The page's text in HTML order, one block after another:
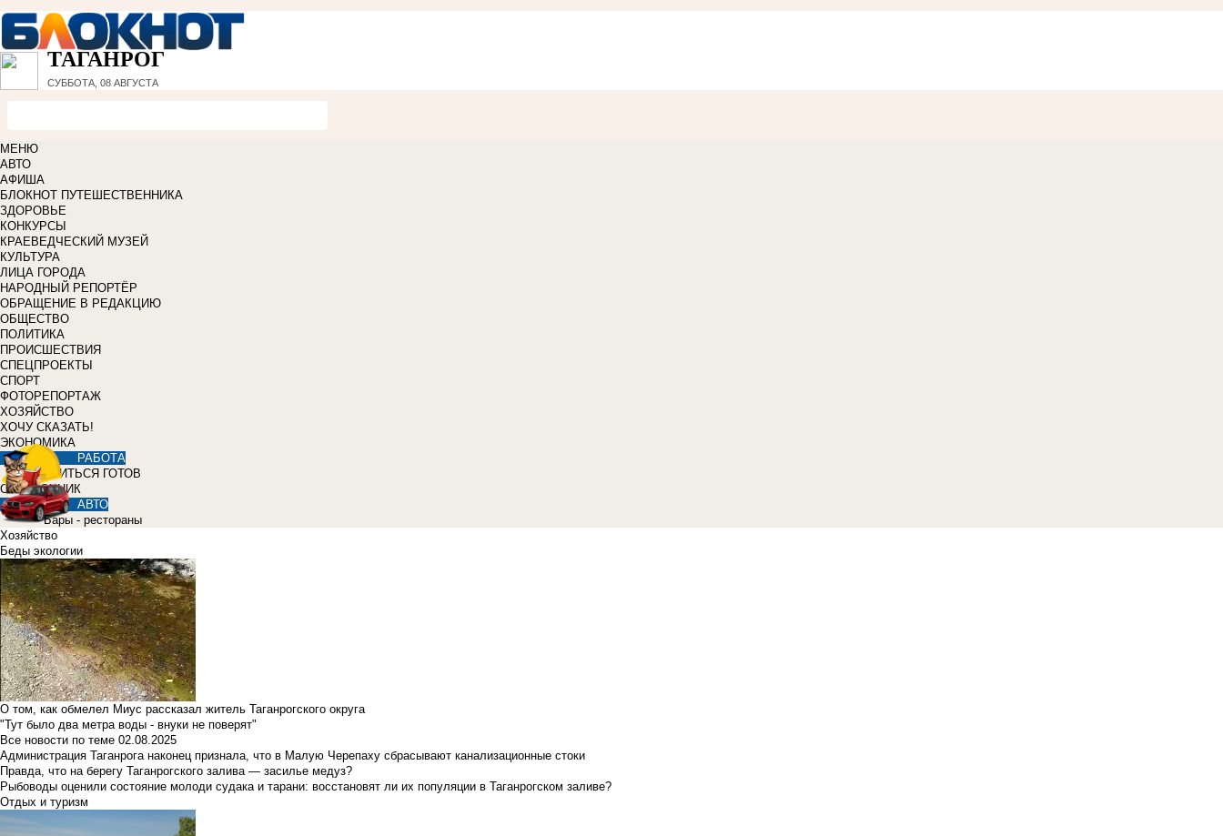
ТАГАНРОГ
СУББОТА, 08 АВГУСТА
МЕНЮ
АВТО
АФИША
БЛОКНОТ ПУТЕШЕСТВЕННИКА
ЗДОРОВЬЕ
КОНКУРСЫ
КРАЕВЕДЧЕСКИЙ МУЗЕЙ
КУЛЬТУРА
ЛИЦА ГОРОДА
НАРОДНЫЙ РЕПОРТЁР
ОБРАЩЕНИЕ В РЕДАКЦИЮ
ОБЩЕСТВО
ПОЛИТИКА
ПРОИСШЕСТВИЯ
СПЕЦПРОЕКТЫ
СПОРТ
ФОТОРЕПОРТАЖ
ХОЗЯЙСТВО
ХОЧУ СКАЗАТЬ!
ЭКОНОМИКА
РАБОТА
УЧИТЬСЯ ГОТОВ
СПРАВОЧНИК
АВТО
Бары - рестораны
Хозяйство
Беды экологии
О том, как обмелел Миус рассказал житель Таганрогского округа
"Тут было два метра воды - внуки не поверят"
Все новости по теме 02.08.2025
Администрация Таганрога наконец признала, что в Малую Черепаху сбрасывают канализационные стоки
Правда, что на берегу Таганрогского залива — засилье медуз?
Рыбоводы оценили состояние молоди судака и тарани: восстановят ли их популяции в Таганрогском заливе?
Отдых и туризм